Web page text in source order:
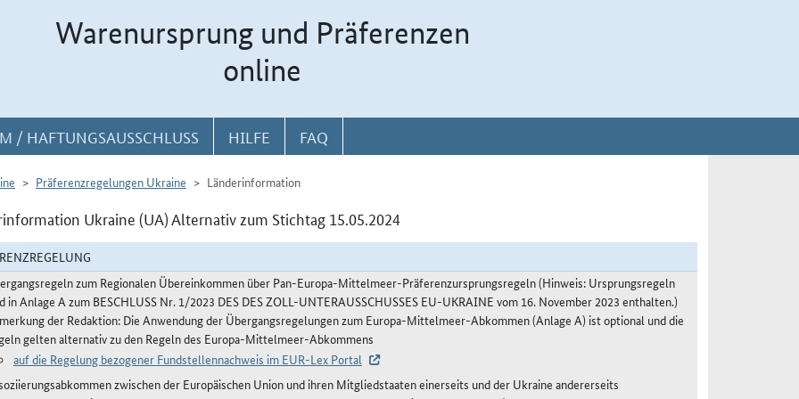
Warenursprung und Präferenzen
online
/ HAFTUNGSAUSSCHLUSS HILFE FAQ
Präferenzregelungen Ukraine Länderinformation
Ukraine (UA) Alternativ zum Stichtag 15.05.2024
zum Regionalen Übereinkommen über Pan-Europa-Mittelmeer-Präferenzursprungsregeln (Hinweis: Ursprungsregeln
in Anlage A zum BESCHLUSS Nr. 1/2023 DES DES ZOLL-UNTERAUSSCHUSSES EU-UKRAINE vom 16. November 2023 enthalten.)
der Redaktion: Die Anwendung der Übergangsregelungen zum Europa-Mittelmeer-Abkommen (Anlage A) ist optional und die
gelten alternativ zu den Regeln des Europa-Mittelmeer-Abkommens
auf die Regelung bezogener Fundstellennachweis im EUR-Lex Portal
zwischen der Europäischen Union und ihren Mitgliedstaaten einerseits und der Ukraine andererseits